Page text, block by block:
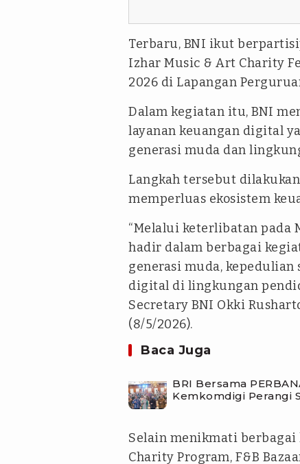
Terbaru, BNI ikut
Izhar Music & Art Charity
2026 di Lapangan
Dalam kegiatan itu, BNI
layanan keuangan digital
generasi muda dan
Langkah tersebut
memperluas ekosistem
“Melalui keterlibatan pada
hadir dalam berbagai
generasi muda,
digital di lingkungan
Secretary BNI Okki
(8/5/2026).
Baca Juga
BRI Bersama
Kemkomdigi Perangi
Selain menikmati
Charity Program, F&B